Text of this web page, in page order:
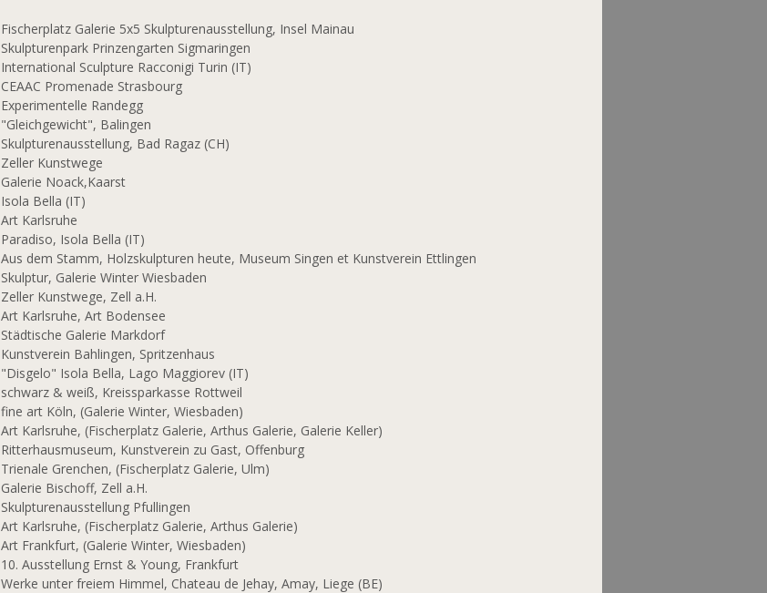
Fischerplatz Galerie 5x5 Skulpturenausstellung, Insel Mainau
Skulpturenpark Prinzengarten Sigmaringen
International Sculpture Racconigi Turin (IT)
CEAAC Promenade Strasbourg
Experimentelle Randegg
"Gleichgewicht", Balingen
Skulpturenausstellung, Bad Ragaz (CH)
Zeller Kunstwege
Galerie Noack,Kaarst
Isola Bella (IT)
Art Karlsruhe
Paradiso, Isola Bella (IT)
Aus dem Stamm, Holzskulpturen heute, Museum Singen et Kunstverein Ettlingen
Skulptur, Galerie Winter Wiesbaden
Zeller Kunstwege, Zell a.H.
Art Karlsruhe, Art Bodensee
Städtische Galerie Markdorf
Kunstverein Bahlingen, Spritzenhaus
"Disgelo" Isola Bella, Lago Maggiorev (IT)
schwarz & weiß, Kreissparkasse Rottweil
fine art Köln, (Galerie Winter, Wiesbaden)
Art Karlsruhe, (Fischerplatz Galerie, Arthus Galerie, Galerie Keller)
Ritterhausmuseum, Kunstverein zu Gast, Offenburg
Trienale Grenchen, (Fischerplatz Galerie, Ulm)
Galerie Bischoff, Zell a.H.
Skulpturenausstellung Pfullingen
Art Karlsruhe, (Fischerplatz Galerie, Arthus Galerie)
Art Frankfurt, (Galerie Winter, Wiesbaden)
10. Ausstellung Ernst & Young, Frankfurt
Werke unter freiem Himmel, Chateau de Jehay, Amay, Liege (BE)